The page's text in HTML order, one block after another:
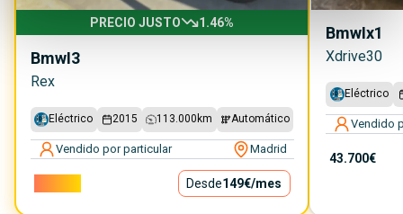
PRECIO JUSTO 1.46%
BmwI3
Rex
Eléctrico 2015 113.000 km Automático
Vendido por particular Madrid
Desde149€/mes
BmwIx1
Xdrive30
Eléctrico
Vendido
43.700€